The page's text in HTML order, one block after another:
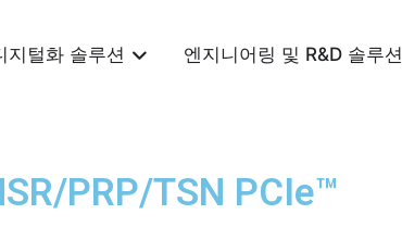
지털화 솔루션 엔지니어링 및 R&D 솔루션
PRP/TSN PCIe™